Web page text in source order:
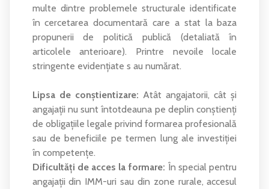
multe dintre problemele structurale identificate
în cercetarea documentară care a stat la baza
propunerii de politică publică (detaliată în
articolele anterioare). Printre nevoile locale
stringente evidențiate s au numărat.
Lipsa de conștientizare: Atât angajatorii, cât și
angajații nu sunt întotdeauna pe deplin conștienți
de obligațiile legale privind formarea profesională
sau de beneficiile pe termen lung ale investiției
în competențe.
Dificultăți de acces la formare: În special pentru
angajații din IMM-uri sau din zone rurale, accesul